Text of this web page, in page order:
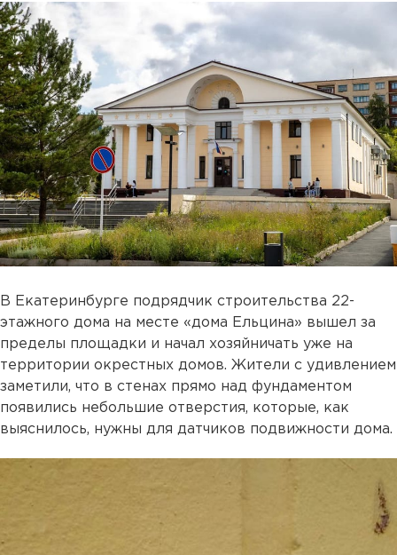
В Екатеринбурге подрядчик строительства 22-
этажного дома на месте «дома Ельцина» вышел за
пределы площадки и начал хозяйничать уже на
территории окрестных домов. Жители с удивлением
заметили, что в стенах прямо над фундаментом
появились небольшие отверстия, которые, как
выяснилось, нужны для датчиков подвижности дома.